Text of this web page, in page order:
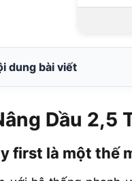
dung bài viết
Safety first là một
Khoang lái xe nâng
Dầu 2,5
first là một thế